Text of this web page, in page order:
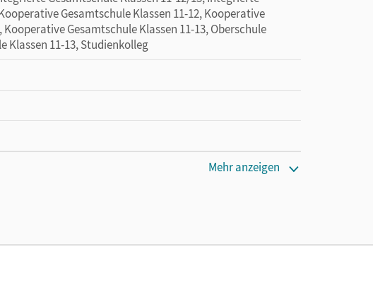
Gesamtschule Klassen 11-12, Kooperative
Gesamtschule Klassen 11-13, Oberschule
Klassen 11-13, Studienkolleg
Mehr anzeigen